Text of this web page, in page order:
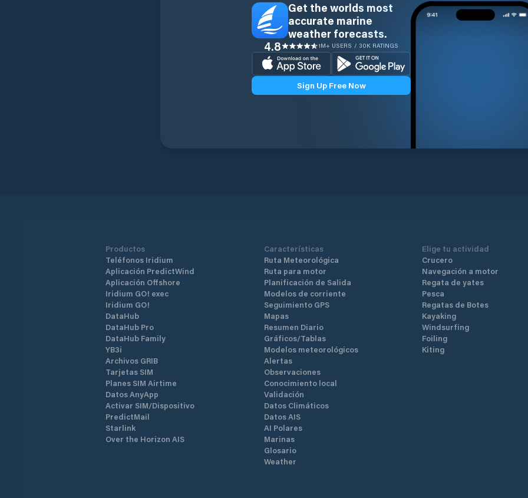
Get the worlds most
accurate marine
weather forecasts.
4.8 1M+ USERS / 30K RATINGS
Sign Up Free Now
Productos
Teléfonos Iridium
Aplicación PredictWind
Aplicación Offshore
Iridium GO! exec
Iridium GO!
DataHub
DataHub Pro
DataHub Family
YB3i
Archivos GRIB
Tarjetas SIM
Planes SIM Airtime
Datos AnyApp
Activar SIM/Dispositivo
PredictMail
Starlink
Over the Horizon AIS
Características
Ruta Meteorológica
Ruta para motor
Planificación de Salida
Modelos de corriente
Seguimiento GPS
Mapas
Resumen Diario
Gráficos/Tablas
Modelos meteorológicos
Alertas
Observaciones
Conocimiento local
Validación
Datos Climáticos
Datos AIS
AI Polares
Marinas
Glosario
Weather
Elige tu actividad
Crucero
Navegación a motor
Regata de yates
Pesca
Regatas de Botes
Kayaking
Windsurfing
Foiling
Kiting